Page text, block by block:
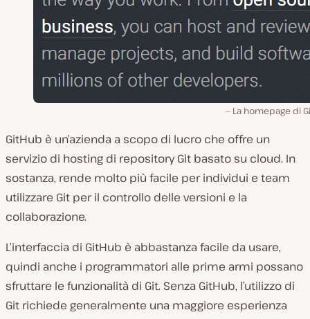
La homepage di
GitHub è un’azienda a scopo di lucro che offre un
servizio di hosting di repository Git basato su cloud. In
sostanza, rende molto più facile per individui e team
utilizzare Git per il controllo delle versioni e la
collaborazione.
L’interfaccia di GitHub è abbastanza facile da usare,
quindi anche i programmatori alle prime armi possano
sfruttare le funzionalità di Git. Senza GitHub, l’utilizzo di
Git richiede generalmente una maggiore esperienza